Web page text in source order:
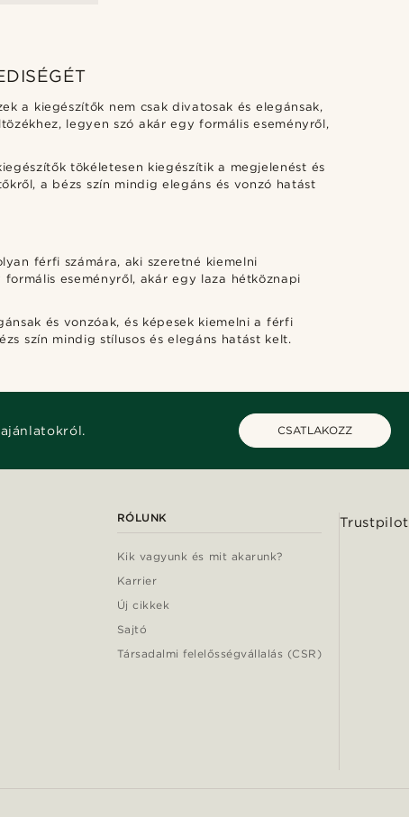
a kiegészítők nem csak divatosak és elegánsak,
legyen szó akár egy formális eseményről,
tökéletesen kiegészítik a megjelenést és
a bézs szín mindig elegáns és vonzó hatást
férfi számára, aki szeretné kiemelni
eseményről, akár egy laza hétköznapi
és vonzóak, és képesek kiemelni a férfi
szín mindig stílusos és elegáns hatást kelt.
CSATLAKOZZ
RÓLUNK
Kik vagyunk és mit akarunk?
Karrier
Új cikkek
Sajtó
Társadalmi felelősségvállalás (CSR)
Trustpilot